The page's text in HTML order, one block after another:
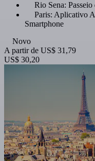
Rio Sena:
Paris: Aplicativo
Smartphone
Novo
A partir de US$ 31,79
US$ 30,20